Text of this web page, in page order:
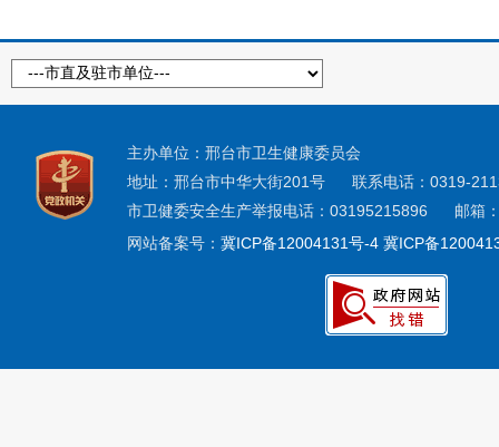
主办单位：邢台市卫生健康委员会
地址：邢台市中华大街201号 联系电话：0319-
市卫健委安全生产举报电话：03195215896 邮箱
网站备案号： 冀ICP备12004131号-4 冀ICP备